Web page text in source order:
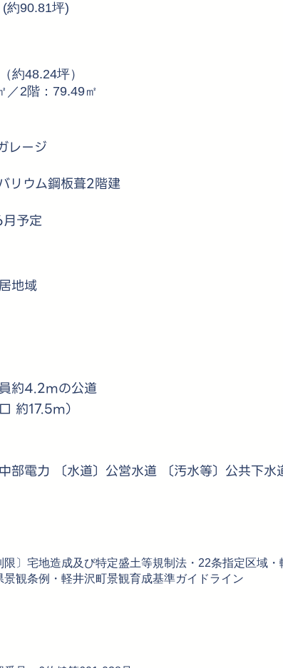
約90.81坪)
約48.24坪）
／2階：79.49㎡
レージ
リウム鋼板葺2階建
予定
地域
約4.2mの公道
約17.5m）
中部電力 〔水道〕公営水道 〔汚水等〕公共下
限〕宅地造成及び特定盛土等規制法・22条指定区域
景観条例・軽井沢町景観育成基準ガイドライン